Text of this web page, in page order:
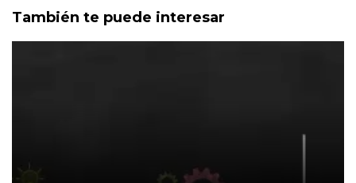
También te puede interesar